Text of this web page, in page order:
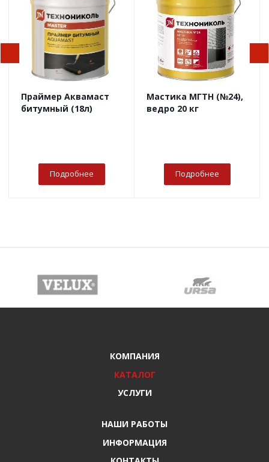
Праймер Аквамаст
битумный (18л)
Подробнее
Мастика МГТН (№24),
ведро 20 кг
Подробнее
КОМПАНИЯ
КАТАЛОГ
УСЛУГИ
НАШИ РАБОТЫ
ИНФОРМАЦИЯ